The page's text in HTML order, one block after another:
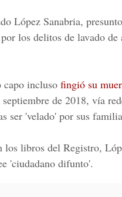
López Sanabria,
por los delitos de lavado
capo incluso fingió su
de 2018, vía
ser 'velado' por sus
los libros del Registro,
'ciudadano difunto'.